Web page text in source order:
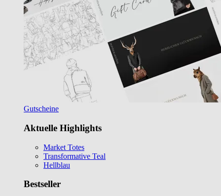
Gutscheine
Aktuelle Highlights
Market Totes
Transformative Teal
Hellblau
Bestseller